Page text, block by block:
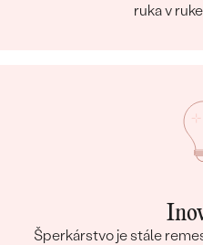
ruka v
Šperkárstvo je stále